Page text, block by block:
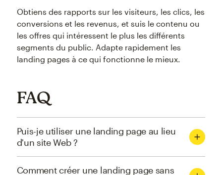
Obtiens des rapports sur les visiteurs, les clics, les
conversions et les revenus, et suis le contenu ou
les offres qui intéressent le plus les différents
segments du public. Adapte rapidement les
landing pages à ce qui fonctionne le mieux.
FAQ
Puis-je utiliser une landing page au lieu
d'un site Web ?
Comment créer une landing page sans